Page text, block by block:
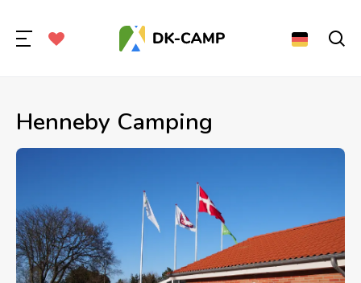
Henneby Camping